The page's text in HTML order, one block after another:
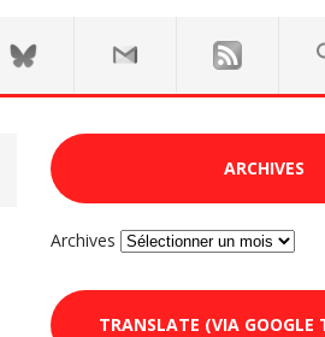
ARCHIVES
Archives
TRANSLATE (VIA GOOGLE